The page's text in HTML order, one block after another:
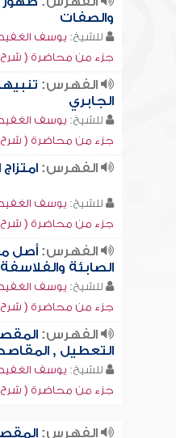
والصفات
للشيخ: يوسف
جزء من محاضرة ( شرح
الفهرس:
الجابري
للشيخ: يوسف
جزء من محاضرة ( شرح
الفهرس:
للشيخ: يوسف
جزء من محاضرة ( شرح
الفهرس:أصل
الصابئة
للشيخ: يوسف
جزء من محاضرة ( شرح
الفهرس:
التعطيل ,
للشيخ: يوسف
جزء من محاضرة ( شرح
الفهرس: